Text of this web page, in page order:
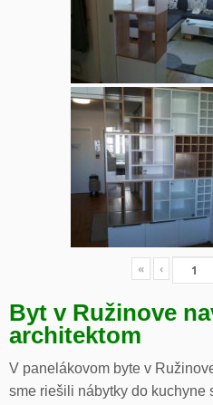
« ‹
Byt v Ružinove
architektom
V panelákovom byte v
sme riešili nábytky do kuchyne